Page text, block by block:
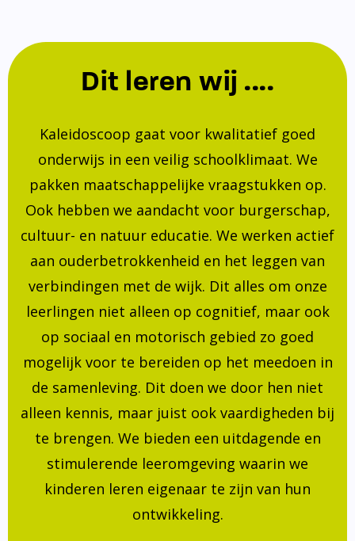
Dit leren wij ....
Kaleidoscoop gaat voor kwalitatief goed
onderwijs in een veilig schoolklimaat. We
pakken maatschappelijke vraagstukken op.
Ook hebben we aandacht voor burgerschap,
cultuur- en natuur educatie. We werken actief
aan ouderbetrokkenheid en het leggen van
verbindingen met de wijk. Dit alles om onze
leerlingen niet alleen op cognitief, maar ook
op sociaal en motorisch gebied zo goed
mogelijk voor te bereiden op het meedoen in
de samenleving. Dit doen we door hen niet
alleen kennis, maar juist ook vaardigheden bij
te brengen. We bieden een uitdagende en
stimulerende leeromgeving waarin we
kinderen leren eigenaar te zijn van hun
ontwikkeling.